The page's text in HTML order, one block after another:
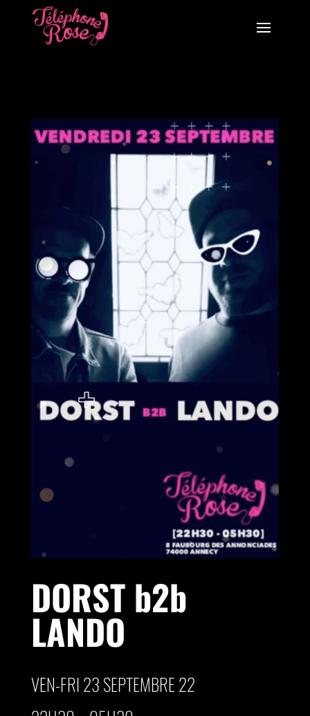
DORST b2b
LANDO
VEN-FRI 23 SEPTEMBRE 22